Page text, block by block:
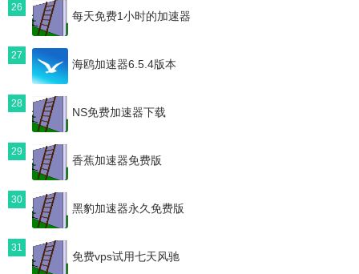
26
每天免费1小时的加速器
27
海鸥加速器6.5.4版本
28
NS免费加速器下载
29
香蕉加速器免费版
30
黑豹加速器永久免费版
31
免费vps试用七天风驰